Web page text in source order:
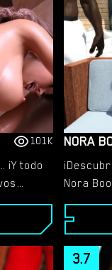
101K
todo
la
lo
NORA
Nora
través
sexo
de
3.7